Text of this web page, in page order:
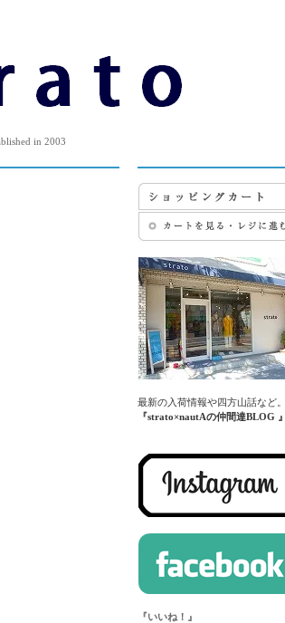
in 2003
最新の入荷情報や四方山話など。
『strato×nautAの仲間達BLOG 』
『いいね！』